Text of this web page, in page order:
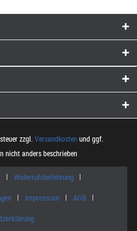
zzgl. Versandkosten und ggf.
nicht anders beschrieben
Widerrufsbelehrung
Impressum
AGB